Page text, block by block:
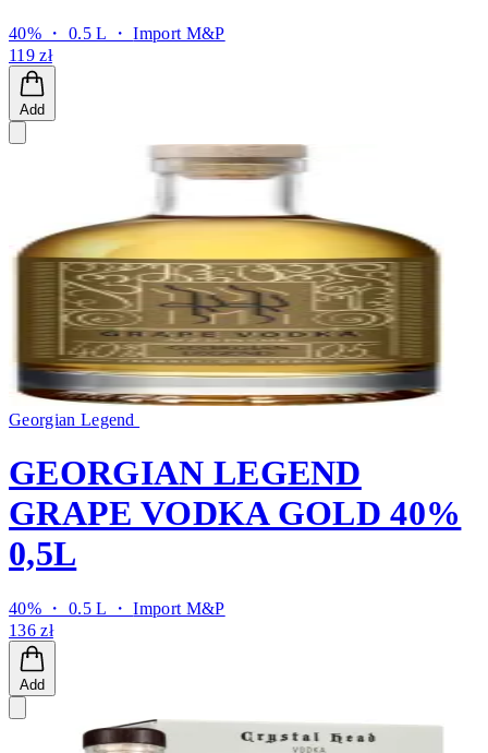
40% ・ 0.5 L ・Import M&P
119 zł
Add
Georgian Legend
GEORGIAN LEGEND
GRAPE VODKA GOLD 40%
0,5L
40% ・ 0.5 L ・Import M&P
136 zł
Add